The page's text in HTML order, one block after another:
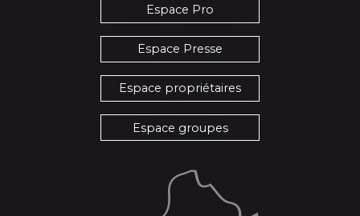
Espace Pro
Espace Presse
Espace propriétaires
Espace groupes